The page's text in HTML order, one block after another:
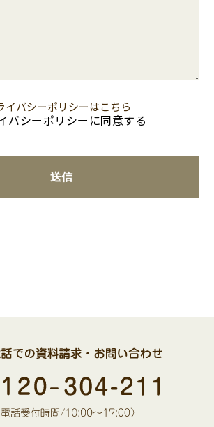
イバシーポリシーはこちら
バシーポリシーに同意する